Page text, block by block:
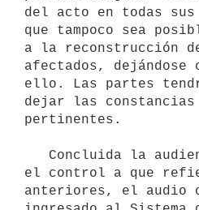
del acto en todas
que tampoco sea
a la reconstrucción
afectados, dejándose
ello. Las partes
dejar las constancias
pertinentes.
el control a que
anteriores, el audio